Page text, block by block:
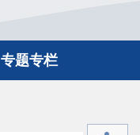
专题专栏